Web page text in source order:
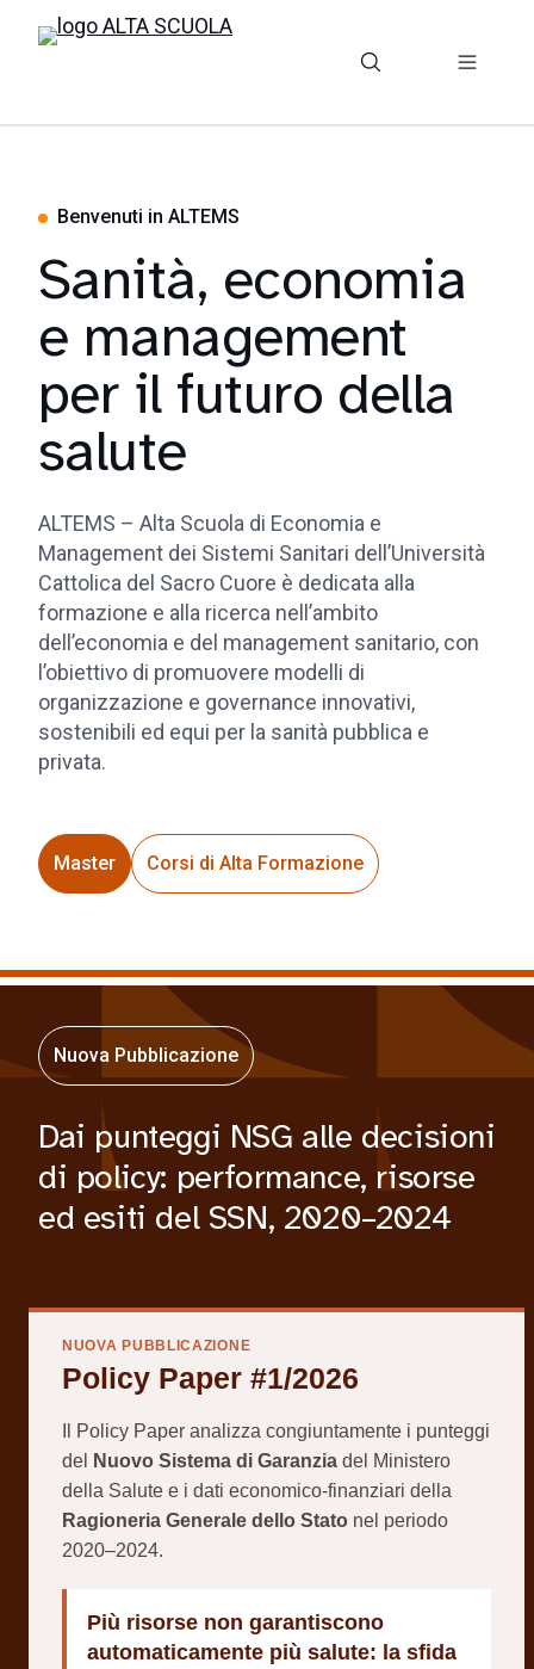
Benvenuti in ALTEMS
Sanità, economia
e management
per il futuro della
salute
ALTEMS – Alta Scuola di Economia e
Management dei Sistemi Sanitari dell’Università
Cattolica del Sacro Cuore è dedicata alla
formazione e alla ricerca nell’ambito
dell’economia e del management sanitario, con
l’obiettivo di promuovere modelli di
organizzazione e governance innovativi,
sostenibili ed equi per la sanità pubblica e
privata.
Master Corsi di Alta Formazione
Nuova Pubblicazione
Dai punteggi NSG alle decisioni
di policy: performance, risorse
ed esiti del SSN, 2020–2024
NUOVA PUBBLICAZIONE
Policy Paper #1/2026
Il Policy Paper analizza congiuntamente i punteggi
del
Nuovo Sistema di Garanzia del Ministero
della Salute e i dati economico-finanziari della
Ragioneria Generale dello Stato nel periodo
2020–2024.
Più risorse non garantiscono
automaticamente più salute: la sfida